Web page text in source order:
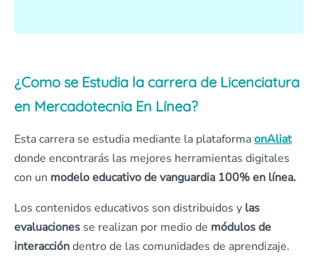
¿Como se Estudia la carrera de Licenciatura
en Mercadotecnia En Línea?
Esta carrera se estudia mediante la plataformaonAliat
donde encontrarás las mejores herramientas digitales
con un modelo educativo de vanguardia 100% en línea.
Los contenidos educativos son distribuidos y las
evaluaciones se realizan por medio de módulos de
interaccióndentro de las comunidades de aprendizaje.